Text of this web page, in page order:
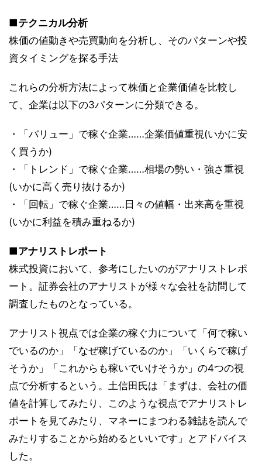
■テクニカル分析
株価の値動きや売買動向を分析し、そのパターンや投
資タイミングを探る手法
これらの分析方法によって株価と企業価値を比較し
て、企業は以下の3パターンに分類できる。
・「バリュー」で稼ぐ企業……企業価値重視(いかに安
く買うか)
・「トレンド」で稼ぐ企業……相場の勢い・強さ重視
(いかに高く売り抜けるか)
・「回転」で稼ぐ企業……日々の値幅・出来高を重視
(いかに利益を積み重ねるか)
■アナリストレポート
株式投資において、参考にしたいのがアナリストレポ
ート。証券会社のアナリストが様々な会社を訪問して
調査したものとなっている。
アナリスト視点では企業の稼ぐ力について「何で稼い
でいるのか」「なぜ稼げているのか」「いくらで稼げ
そうか」「これからも稼いでいけそうか」の4つの視
点で分析するという。土信田氏は「まずは、会社の価
値を計算してみたり、このような視点でアナリストレ
ポートを見てみたり、マネーにまつわる雑誌を読んで
みたりすることから始めるといいです」とアドバイス
した。